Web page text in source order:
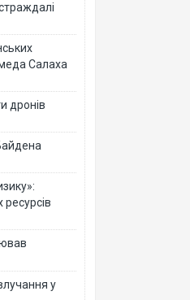
Салаха
дронів
у